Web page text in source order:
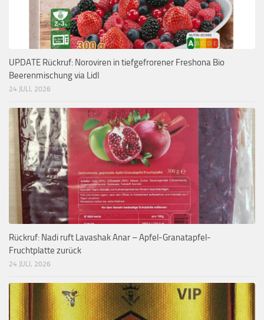
UPDATE Rückruf: Noroviren in tiefgefrorener Freshona Bio
Beerenmischung via Lidl
24 JULI, 2026
Rückruf: Nadi ruft Lavashak Anar – Apfel-Granatapfel-
Fruchtplatte zurück
24 JULI, 2026